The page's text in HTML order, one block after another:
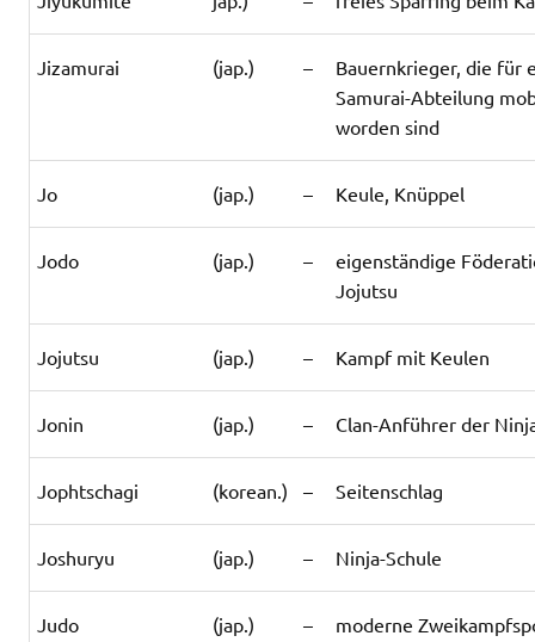
Jizamurai (jap.) –
Bauernkrieger, die für
Samurai-Abteilung
worden sind
Jo (jap.) – Keule, Knüppel
Jodo (jap.) –
eigenständige
Jojutsu
Jojutsu (jap.) – Kampf mit Keulen
Jonin (jap.) – Clan-Anführer der
Jophtschagi (korean.) – Seitenschlag
Joshuryu (jap.) – Ninja-Schule
Judo (jap.) – moderne